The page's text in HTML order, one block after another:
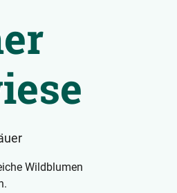
Wildblumen